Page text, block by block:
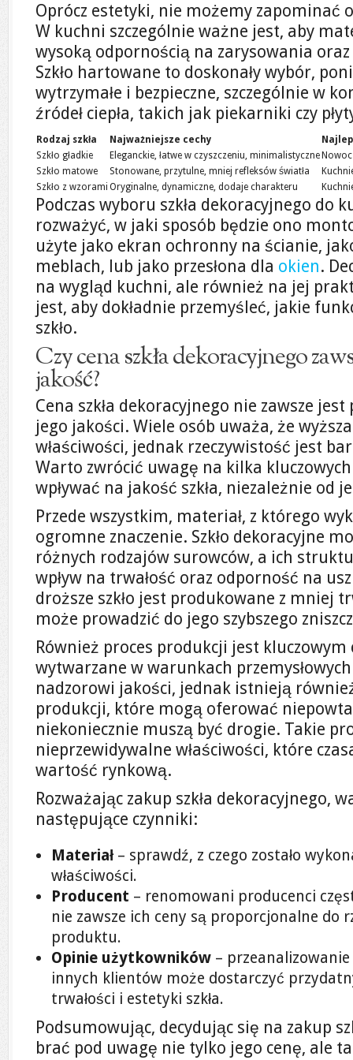
Oprócz estetyki, nie możemy zapominać
W kuchni szczególnie ważne jest, aby
wysoką odpornością na zarysowania oraz
Szkło hartowane to doskonały wybór,
wytrzymałe i bezpieczne, szczególnie w
źródeł ciepła, takich jak piekarniki czy
Rodzaj szkła Najważniejsze cechy
Szkło gładkie
Eleganckie, łatwe w czyszczeniu, minimalistyczne
Szkło matowe
Stonowane, przytulne, mniej refleksów światła
Szkło z wzorami Oryginalne, dynamiczne, dodaje charakteru
Podczas wyboru szkła dekoracyjnego do
rozważyć, w jaki sposób będzie ono
użyte jako ekran ochronny na ścianie,
meblach, lub jako przesłona dla okien.
na wygląd kuchni, ale również na jej
jest, aby dokładnie przemyśleć, jakie
szkło.
Czy cena szkła dekoracyjnego
jakość?
Cena szkła dekoracyjnego nie zawsze
jego jakości. Wiele osób uważa, że
właściwości, jednak rzeczywistość jest
Warto zwrócić uwagę na kilka
wpływać na jakość szkła, niezależnie od
Przede wszystkim, materiał, z którego
ogromne znaczenie. Szkło dekoracyjne
różnych rodzajów surowców, a ich
wpływ na trwałość oraz odporność na
droższe szkło jest produkowane z mniej
może prowadzić do jego szybszego
Również proces produkcji jest kluczowym
wytwarzane w warunkach
nadzorowi jakości, jednak istnieją
produkcji, które mogą oferować
niekoniecznie muszą być drogie. Takie
nieprzewidywalne właściwości, które
wartość rynkową.
Rozważając zakup szkła dekoracyjnego,
następujące czynniki:
Materiał– sprawdź, z czego zostało
właściwości.
Producent – renomowani producenci
nie zawsze ich ceny są proporcjonalne do
produktu.
Opinie użytkowników –
innych klientów może dostarczyć
trwałości i estetyki szkła.
Podsumowując, decydując się na zakup
brać pod uwagę nie tylko jego cenę, ale